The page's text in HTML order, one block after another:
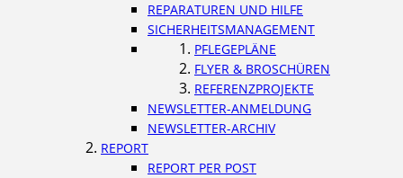
REPARATUREN UND HILFE
SICHERHEITSMANAGEMENT
PFLEGEPLÄNE
FLYER & BROSCHÜREN
REFERENZPROJEKTE
NEWSLETTER-ANMELDUNG
NEWSLETTER-ARCHIV
REPORT
REPORT PER POST